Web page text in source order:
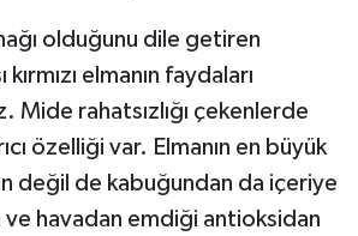
olduğunu dile getiren
elmanın faydaları
Mide rahatsızlığı çekenlerde
özelliği var. Elmanın en büyük
değil de kabuğundan da içeriye
havadan emdiği antioksidan